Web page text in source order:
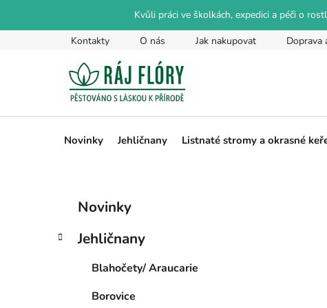
Kvůli práci ve školkách, expedici a péči o
Kontakty
O nás Jak nakupovat Doprava
Novinky Jehličnany Listnaté stromy a okrasné
s
Přeskočit
kategorie
e
Novinky
Jehličnany
Blahočety/ Araucarie
Borovice